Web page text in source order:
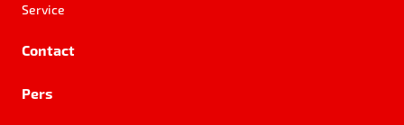
Service
Contact
Pers